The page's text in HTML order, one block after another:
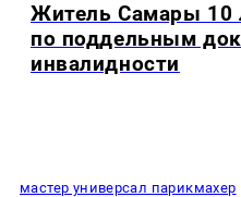
Житель Самары 10
по поддельным
инвалидности
мастер универсал парикмахер